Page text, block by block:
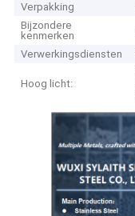
Verpakking
Bijzondere
kenmerken
Verwerkingsdiensten
Hoog licht: